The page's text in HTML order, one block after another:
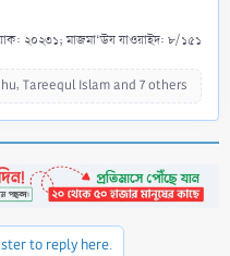
২০২৩১; মাজমা‘উয যাওয়াইদ: ৮/১৫১
, Tareequl Islamand 7 others
to reply here.